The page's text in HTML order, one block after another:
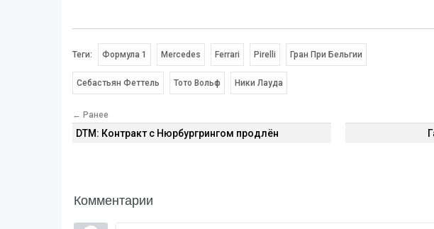
Теги: Формула 1 Mercedes Ferrari Pirelli Гран При Бельгии
Себастьян Феттель Тото Вольф Ники Лауда
← Ранее
DTM: Контракт с Нюрбургрингом продлён
Комментарии